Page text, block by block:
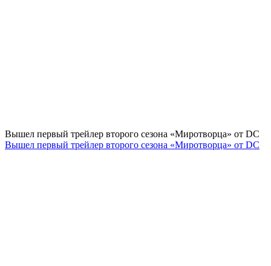
Вышел первый трейлер второго сезона «Миротворца» от DC
Вышел первый трейлер второго сезона «Миротворца» от DC